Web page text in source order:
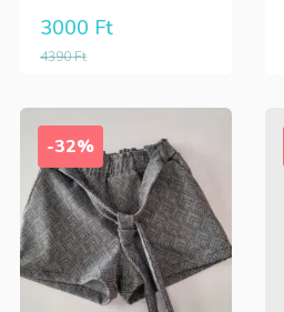
4390Ft
3000 Ft
-32%